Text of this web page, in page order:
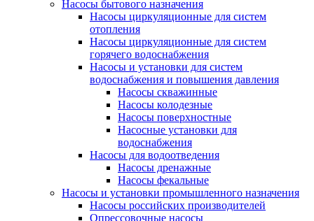
Насосы бытового назначения
Насосы циркуляционные для систем
отопления
Насосы циркуляционные для систем
горячего водоснабжения
Насосы и установки для систем
водоснабжения и повышения давления
Насосы скважинные
Насосы колодезные
Насосы поверхностные
Насосные установки для
водоснабжения
Насосы для водоотведения
Насосы дренажные
Насосы фекальные
Насосы и установки промышленного назначения
Насосы российских производителей
Опрессовочные насосы